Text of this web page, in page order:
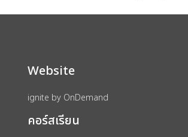
assignment ลงทะเบียน
Website
ignite by OnDemand
คอร์สเรียน